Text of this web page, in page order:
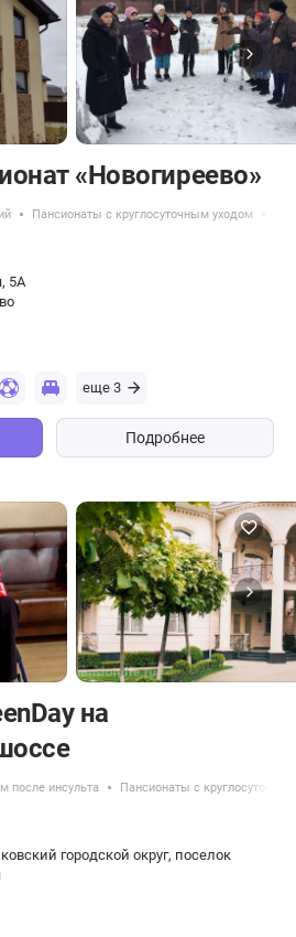
«Новогиреево»
Пансионаты с круглосуточным уходом
5А
еще 3
Подробнее
на
после инсульта Пансионаты с
городской округ, поселок